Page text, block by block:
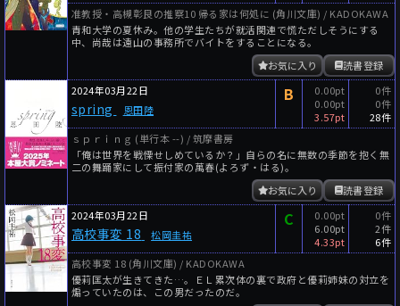
准教授・高槻彰良の推察10 帰る家は何処に (角川文庫) / KADOKAWA
青和大学の夏休み。他の学生たちが就活関連で慌ただしそうにする
中、尚哉は遠山の事務所でバイトをすることになる。
読書登録
お気に入り
2024年03月22日
spring 恩田陸
B
0.00pt
0.00pt
3.57pt
0件
0件
28件
ｓｐｒｉｎｇ (単行本 --) / 筑摩書房
「俺は世界を戦慄せしめているか？」自らの名に無数の季節を抱く無
二の舞踊家にして振付家の萬春(よろず・はる)。
読書登録
お気に入り
2024年03月22日
高校事変 18 松岡圭祐
C
0.00pt
6.00pt
4.33pt
0件
2件
6件
高校事変 18 (角川文庫) / KADOKAWA
優莉匡太が生きてきた…。ＥＬ累次体の裏で政府と優莉姉妹の対立を
煽っていたのは、この男だったのだ。